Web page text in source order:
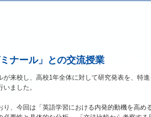
ナール」との交流授業
来校し、高校1年全体に対して研究発表を、特
ました。
、今回は「英語学習における内発的動機を高め